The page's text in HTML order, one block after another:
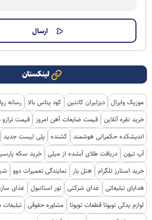
لینکستان
موزیک وایرال دیزلیران کانتین کود پتاس بالا رسانه
خرید نقره آنلاین قیمت ضایعات آهن امروز
قیمت
اندیشکده حکمرانی هوشمند کشنده پلی لیست جدید
آپ تیون دریافت طلای آبشده از میلی خرید سکه
خرید استارز تلگرام هتل یار نمایندگی تعمیرات دوو
هدایای تبلیغاتی
غذای شرکتی تور استانبول غذای
لوازم یدکی تویوتا قطعات تویوتا
مشاوره حقوقی